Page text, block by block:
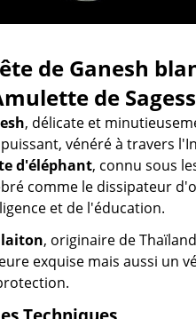
de Ganesh
de
, délicate et
vénéré à travers
d'éléphant, connu sous
comme le dissipateur
et de l'éducation.
laiton, originaire de
exquise mais aussi un